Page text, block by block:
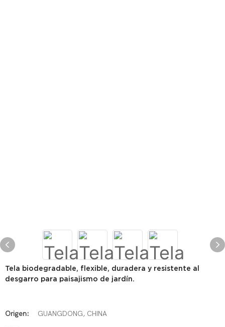
Tela biodegradable, flexible, duradera y resistente al
desgarro para paisajismo de jardín.
Origen: GUANGDONG, CHINA